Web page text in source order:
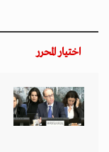
اختيار المحرر